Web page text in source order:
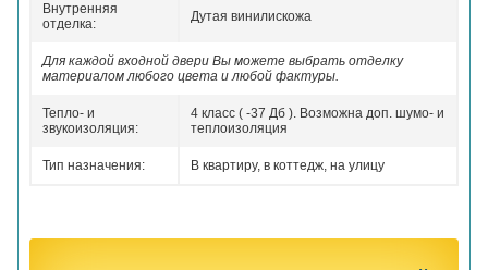
Внутренняя
отделка:
Дутая винилискожа
Для каждой входной двери Вы можете выбрать отделку
материалом любого цвета и любой фактуры.
Тепло- и
звукоизоляция:
4 класс ( -37 Дб ). Возможна доп. шумо- и
теплоизоляция
Тип назначения: В квартиру, в коттедж, на улицу